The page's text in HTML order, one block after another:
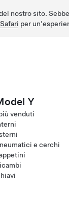
nostro sito.
per
Y
venduti
e cerchi